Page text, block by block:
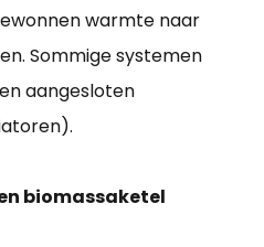
warmte naar
Sommige systemen
aangesloten
biomassaketel